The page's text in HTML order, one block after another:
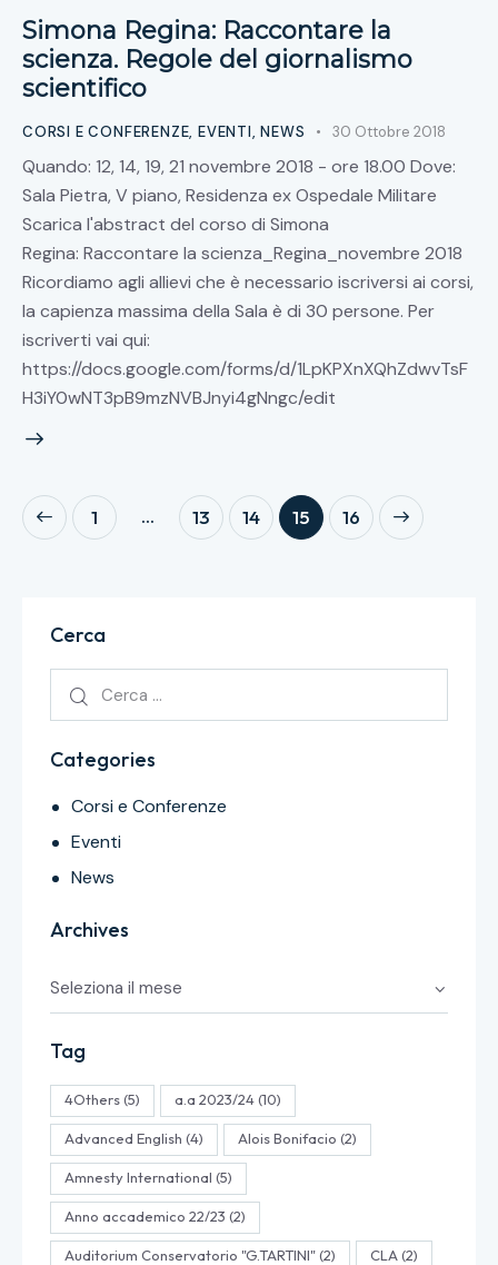
Simona Regina: Raccontare la
scienza. Regole del giornalismo
scientifico
CORSI E CONFERENZE,EVENTI,NEWS 30 Ottobre 2018
Quando: 12, 14, 19, 21 novembre 2018 - ore 18.00 Dove:
Sala Pietra, V piano, Residenza ex Ospedale Militare
Scarica l'abstract del corso di Simona
Regina: Raccontare la scienza_Regina_novembre 2018
Ricordiamo agli allievi che è necessario iscriversi ai corsi,
la capienza massima della Sala è di 30 persone. Per
iscriverti vai qui:
https://docs.google.com/forms/d/1LpKPXnXQhZdwvTsF
H3iY0wNT3pB9mzNVBJnyi4gNngc/edit
1 … 13 14 15 16
>
Cerca
Categories
Corsi e Conferenze
Eventi
News
Archives
Tag
4Others(5) a.a 2023/24(10)
Advanced English (4) Alois Bonifacio (2)
Amnesty International (5)
Anno accademico 22/23 (2)
Auditorium Conservatorio "G.TARTINI"(2) CLA (2)